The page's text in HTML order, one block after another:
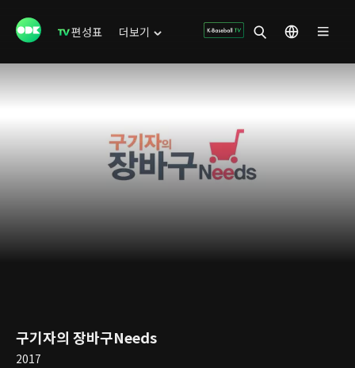
편성표 더보기
구기자의 장바구Needs
2017